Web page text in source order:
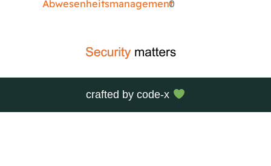
Abwesenheitsmanagement
0
crafted bycode-x